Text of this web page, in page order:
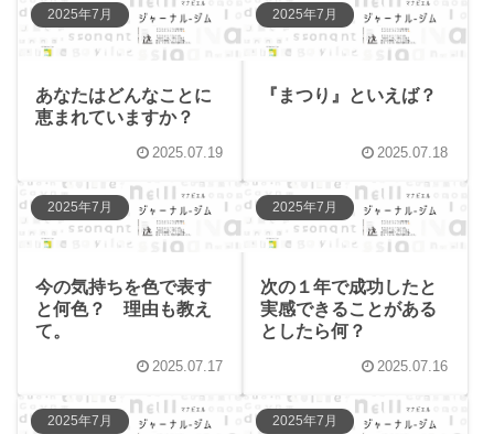
2025年7月
あなたはどんなことに
恵まれていますか？
2025.07.19
2025年7月
『まつり』といえば？
2025.07.18
2025年7月
今の気持ちを色で表す
と何色？ 理由も教え
て。
2025.07.17
2025年7月
次の１年で成功したと
実感できることがある
としたら何？
2025.07.16
2025年7月 2025年7月